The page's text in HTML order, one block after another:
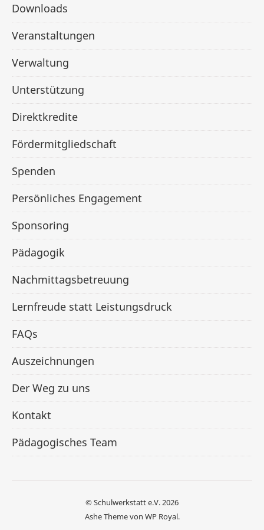
Downloads
Veranstaltungen
Verwaltung
Unterstützung
Direktkredite
Fördermitgliedschaft
Spenden
Persönliches Engagement
Sponsoring
Pädagogik
Nachmittagsbetreuung
Lernfreude statt Leistungsdruck
FAQs
Auszeichnungen
Der Weg zu uns
Kontakt
Pädagogisches Team
© Schulwerkstatt e.V. 2026
Ashe Theme von WP Royal.